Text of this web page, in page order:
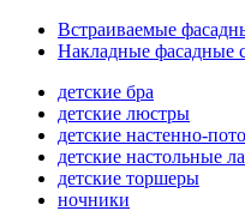
Встраиваемые
Накладные фасадные
детские бра
детские люстры
детские настенно-
детские настольные
детские торшеры
ночники